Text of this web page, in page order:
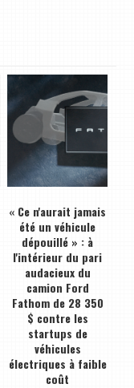
« Ce n'aurait jamais
été un véhicule
dépouillé » : à
l'intérieur du pari
audacieux du
camion Ford
Fathom de 28 350
$ contre les
startups de
véhicules
électriques à faible
coût